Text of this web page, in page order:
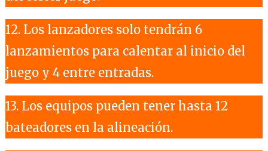
12. Los lanzadores solo tendrán 6
lanzamientos para calentar al inicio del
juego y 4 entre entradas.
13. Los equipos pueden tener hasta 12
bateadores en la alineación.